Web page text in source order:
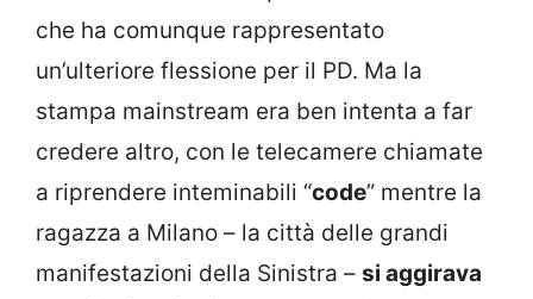
che ha comunque rappresentato
un’ulteriore flessione per il PD. Ma la
stampa mainstream era ben intenta a far
credere altro, con le telecamere chiamate
a riprendere inteminabili “code” mentre la
ragazza a Milano – la città delle grandi
manifestazioni della Sinistra – si aggirava